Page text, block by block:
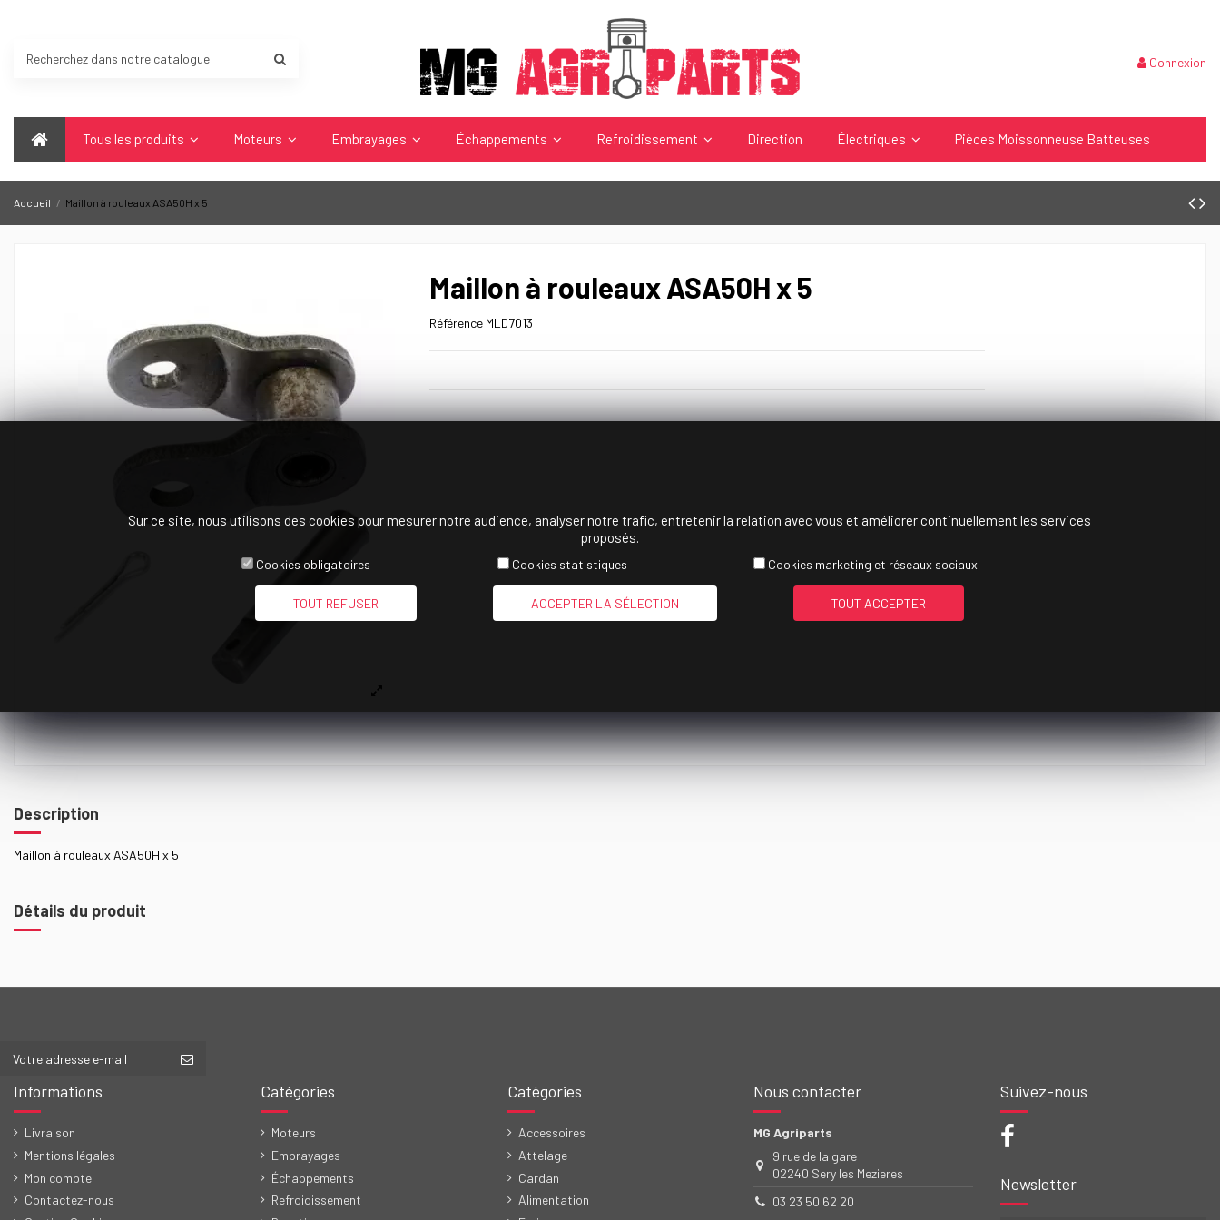
Connexion
Tous les produits Moteurs Embrayages Échappements Refroidissement Direction Électriques Pièces Moissonneuse Batteuses
Accueil Maillon à rouleaux ASA50H x 5
Maillon à rouleaux ASA50H x 5
Référence MLD7013
Description
Maillon à rouleaux ASA50H x 5
Détails du produit
Informations
Livraison
Mentions légales
Mon compte
Contactez-nous
Catégories
Moteurs
Embrayages
Échappements
Refroidissement
Catégories
Accessoires
Attelage
Cardan
Alimentation
Nous contacter
MG Agriparts
9 rue de la gare
02240 Sery les Mezieres
03 23 50 62 20
Sur ce site, nous utilisons des cookies pour mesurer notre audience, analyser notre trafic, entretenir la relation avec vous et améliorer continuellement les services
proposés.
Cookies obligatoires Cookies statistiques Cookies marketing et réseaux sociaux
TOUT REFUSER ACCEPTER LA SÉLECTION TOUT ACCEPTER
Suivez-nous
Newsletter